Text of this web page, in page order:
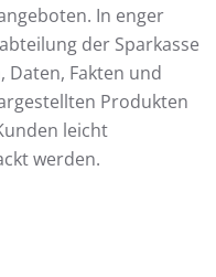
In enger
der Sparkasse
Daten, Fakten und
Produkten
leicht
werden.